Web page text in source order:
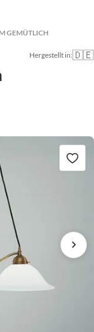
GEMÜTLICH
Hergestellt in:🇩🇪